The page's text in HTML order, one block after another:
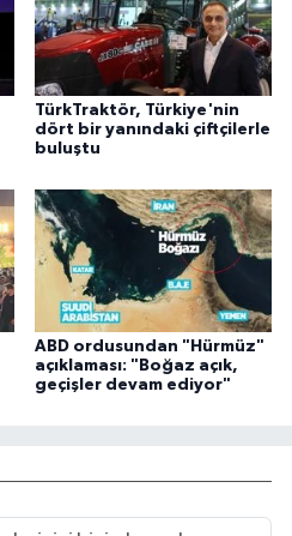
TürkTraktör, Türkiye'nin
dört bir yanındaki çiftçilerle
buluştu
ABD ordusundan "Hürmüz"
açıklaması: "Boğaz açık,
geçişler devam ediyor"